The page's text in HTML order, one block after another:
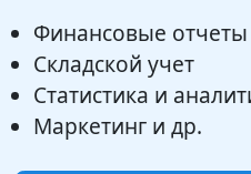
Финансовые отчеты
Складской учет
Статистика и
Маркетинг и др.